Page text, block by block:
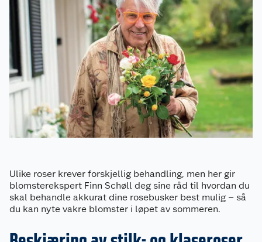
Ulike roser krever forskjellig behandling, men her gir
blomsterekspert Finn Schøll deg sine råd til hvordan du
skal behandle akkurat dine rosebusker best mulig – så
du kan nyte vakre blomster i løpet av sommeren.